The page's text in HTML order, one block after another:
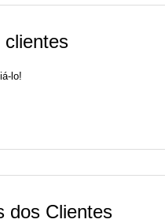
clientes
lo!
dos Clientes